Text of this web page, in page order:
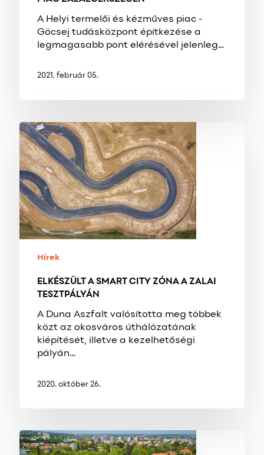
A Helyi termelői és kézműves piac -
Göcsej tudásközpont építkezése a
legmagasabb pont elérésével jelenleg…
2021. február 05.
ELKÉSZÜLT
A
SMART
CITY
ZÓNA
A
ZALAI
TESZTPÁLYÁN
Hírek
ELKÉSZÜLT A SMART CITY ZÓNA A ZALAI
TESZTPÁLYÁN
A Duna Aszfalt valósította meg többek
közt az okosváros úthálózatának
kiépítését, illetve a kezelhetőségi
pályán…
2020. október 26.
VÍVÓCSARNOK
ÉPÜL